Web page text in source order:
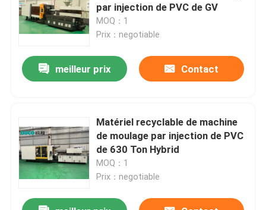
par injection de PVC de GV
MOQ：1
Prix：negotiable
meilleur prix Contact
Matériel recyclable de machine
de moulage par injection de PVC
de 630 Ton Hybrid
MOQ：1
Prix：negotiable